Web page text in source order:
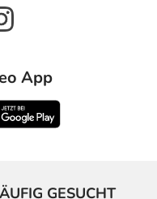
App
GESUCHT